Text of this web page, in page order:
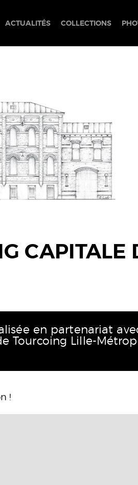
ACTUALITÉS COLLECTIONS
CAPITALE
en partenariat
Tourcoing Lille-
!